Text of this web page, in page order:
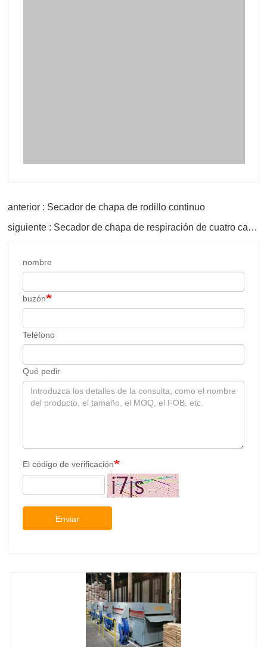
anterior : Secador de chapa de rodillo continuo
nombre
buzón
Teléfono
Qué pedir
El código de verificación
Enviar